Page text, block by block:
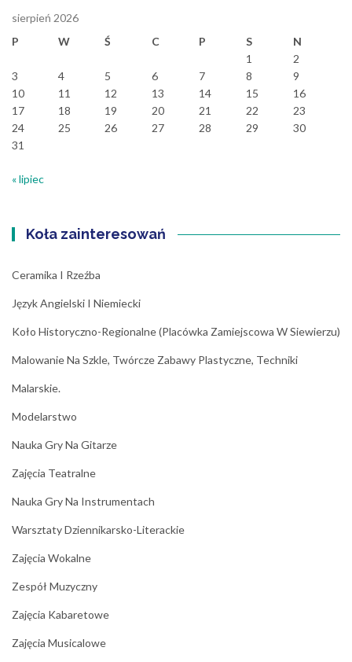
sierpień 2026
P
W Ś C P S
N
1
2
3
4 5 6 7 8
9
10
11 12 13 14 15
16
17
18 19 20 21 22
23
24
25 26 27 28 29
30
31
« lipiec
Koła zainteresowań
Ceramika I Rzeźba
Język Angielski I Niemiecki
Koło Historyczno-Regionalne (placówka Zamiejscowa W Siewierzu)
Malowanie Na Szkle, Twórcze Zabawy Plastyczne, Techniki
Malarskie.
Modelarstwo
Nauka Gry Na Gitarze
Zajęcia Teatralne
Nauka Gry Na Instrumentach
Warsztaty Dziennikarsko-Literackie
Zajęcia Wokalne
Zespół Muzyczny
Zajęcia Kabaretowe
Zajęcia Musicalowe